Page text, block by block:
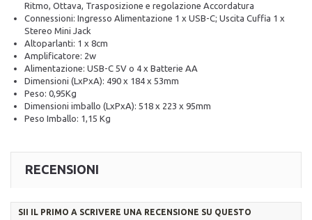
Ritmo, Ottava, Trasposizione e regolazione Accordatura
Connessioni: Ingresso Alimentazione 1 x USB-C; Uscita Cuffia 1 x
Stereo Mini Jack
Altoparlanti: 1 x 8cm
Amplificatore: 2w
Alimentazione: USB-C 5V o 4 x Batterie AA
Dimensioni (LxPxA): 490 x 184 x 53mm
Peso: 0,95Kg
Dimensioni imballo (LxPxA): 518 x 223 x 95mm
Peso Imballo: 1,15 Kg
RECENSIONI
SII IL PRIMO A SCRIVERE UNA RECENSIONE SU QUESTO